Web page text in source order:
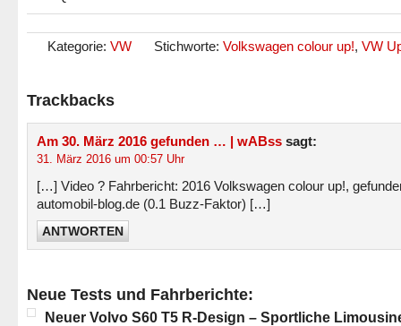
Kategorie: VW Stichworte: Volkswagen colour up!, VW
Trackbacks
Am 30. März 2016 gefunden … | wABss sagt:
31. März 2016 um 00:57 Uhr
[…] Video ? Fahrbericht: 2016 Volkswagen colour up!,
automobil-blog.de (0.1 Buzz-Faktor) […]
ANTWORTEN
Neue Tests und Fahrberichte:
Neuer Volvo S60 T5 R-Design – Sportliche